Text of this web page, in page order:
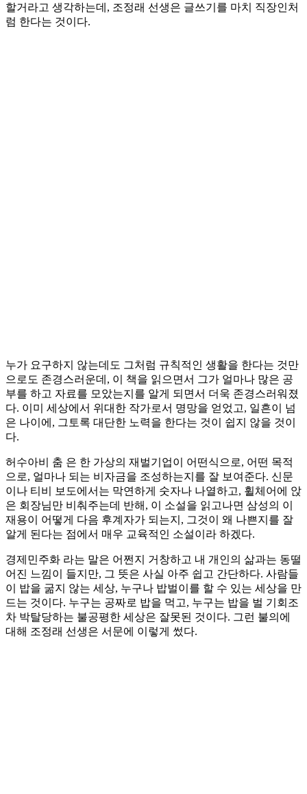
할거라고 생각하는데, 조정래 선생은 글쓰기를 마치 직장인처
럼 한다는 것이다.
누가 요구하지 않는데도 그처럼 규칙적인 생활을 한다는 것만
으로도 존경스러운데, 이 책을 읽으면서 그가 얼마나 많은 공
부를 하고 자료를 모았는지를 알게 되면서 더욱 존경스러워졌
다. 이미 세상에서 위대한 작가로서 명망을 얻었고, 일흔이 넘
은 나이에, 그토록 대단한 노력을 한다는 것이 쉽지 않을 것이
다.
허수아비 춤 은 한 가상의 재벌기업이 어떤식으로, 어떤 목적
으로, 얼마나 되는 비자금을 조성하는지를 잘 보여준다. 신문
이나 티비 보도에서는 막연하게 숫자나 나열하고, 휠체어에 앉
은 회장님만 비춰주는데 반해, 이 소설을 읽고나면 삼성의 이
재용이 어떻게 다음 후계자가 되는지, 그것이 왜 나쁜지를 잘
알게 된다는 점에서 매우 교육적인 소설이라 하겠다.
경제민주화 라는 말은 어쩐지 거창하고 내 개인의 삶과는 동떨
어진 느낌이 들지만, 그 뜻은 사실 아주 쉽고 간단하다. 사람들
이 밥을 굶지 않는 세상, 누구나 밥벌이를 할 수 있는 세상을 만
드는 것이다. 누구는 공짜로 밥을 먹고, 누구는 밥을 벌 기회조
차 박탈당하는 불공평한 세상은 잘못된 것이다. 그런 불의에
대해 조정래 선생은 서문에 이렇게 썼다.